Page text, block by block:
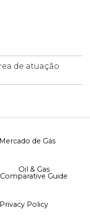
de atuação
Mercado de Gás
Oil & Gas
Comparative Guide
Privacy Policy